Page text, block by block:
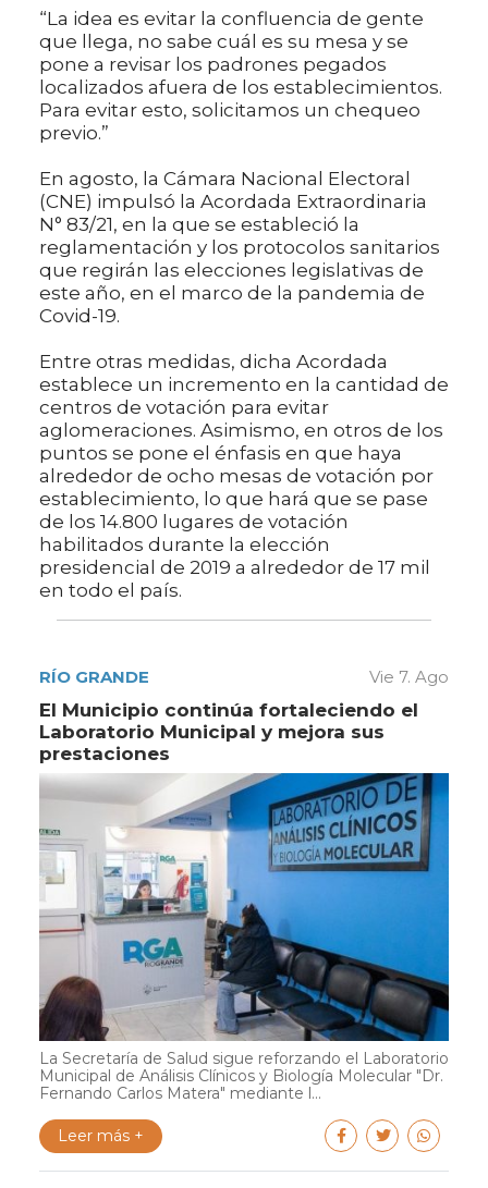
“La idea es evitar la confluencia de gente
que llega, no sabe cuál es su mesa y se
pone a revisar los padrones pegados
localizados afuera de los establecimientos.
Para evitar esto, solicitamos un chequeo
previo.”
En agosto, la Cámara Nacional Electoral
(CNE) impulsó la Acordada Extraordinaria
N° 83/21, en la que se estableció la
reglamentación y los protocolos sanitarios
que regirán las elecciones legislativas de
este año, en el marco de la pandemia de
Covid-19.
Entre otras medidas, dicha Acordada
establece un incremento en la cantidad de
centros de votación para evitar
aglomeraciones. Asimismo, en otros de los
puntos se pone el énfasis en que haya
alrededor de ocho mesas de votación por
establecimiento, lo que hará que se pase
de los 14.800 lugares de votación
habilitados durante la elección
presidencial de 2019 a alrededor de 17 mil
en todo el país.
RÍO GRANDE Vie 7. Ago
El Municipio continúa fortaleciendo el
Laboratorio Municipal y mejora sus
prestaciones
La Secretaría de Salud sigue reforzando el Laboratorio
Municipal de Análisis Clínicos y Biología Molecular "Dr.
Fernando Carlos Matera" mediante l...
Leer más +